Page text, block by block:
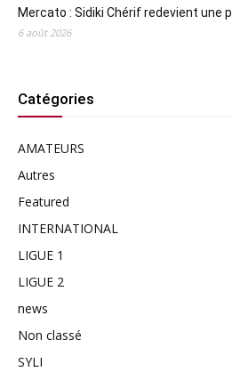
Mercato : Sidiki Chérif redevient une
6 août 2026
Catégories
AMATEURS
Autres
Featured
INTERNATIONAL
LIGUE 1
LIGUE 2
news
Non classé
SYLI